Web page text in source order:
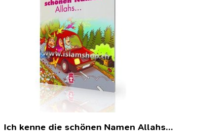
Ich kenne die schönen Namen Allahs…